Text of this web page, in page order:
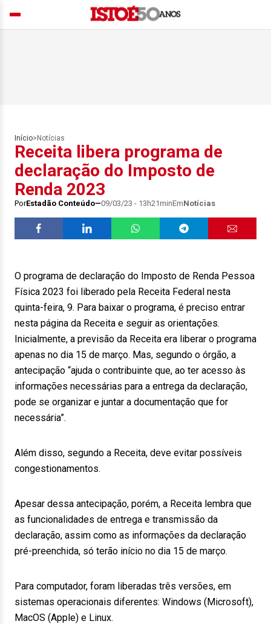
Início> Notícias
Receita libera programa de
declaração do Imposto de
Renda 2023
PorEstadão Conteúdo 09/03/23 - 13h21minEmNotícias
O programa de declaração do Imposto de Renda Pessoa
Física 2023 foi liberado pela Receita Federal nesta
quinta-feira, 9. Para baixar o programa, é preciso entrar
nesta página da Receita e seguir as orientações.
Inicialmente, a previsão da Receita era liberar o programa
apenas no dia 15 de março. Mas, segundo o órgão, a
antecipação “ajuda o contribuinte que, ao ter acesso às
informações necessárias para a entrega da declaração,
pode se organizar e juntar a documentação que for
necessária”.
Além disso, segundo a Receita, deve evitar possíveis
congestionamentos.
Apesar dessa antecipação, porém, a Receita lembra que
as funcionalidades de entrega e transmissão da
declaração, assim como as informações da declaração
pré-preenchida, só terão início no dia 15 de março.
Para computador, foram liberadas três versões, em
sistemas operacionais diferentes: Windows (Microsoft),
MacOS (Apple) e Linux.